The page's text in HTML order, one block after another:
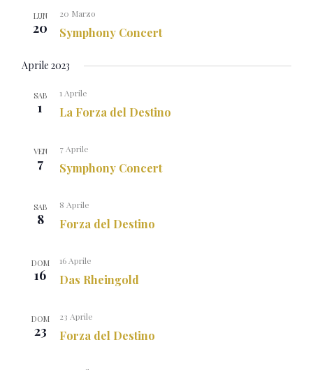
LUN
20 Symphony Concert
20 Marzo
Aprile 2023
SAB
1 La Forza del Destino
1 Aprile
VEN
7 Symphony Concert
7 Aprile
SAB
8 Forza del Destino
8 Aprile
DOM
16 Das Rheingold
16 Aprile
DOM
23 Forza del Destino
23 Aprile